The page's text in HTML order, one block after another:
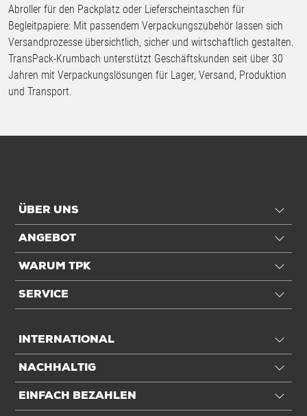
Abroller für den Packplatz oder Lieferscheintaschen für
Begleitpapiere: Mit passendem Verpackungszubehör lassen sich
Versandprozesse übersichtlich, sicher und wirtschaftlich gestalten.
TransPack-Krumbach unterstützt Geschäftskunden seit über 30
Jahren mit Verpackungslösungen für Lager, Versand, Produktion
und Transport.
ÜBER UNS
ANGEBOT
WARUM TPK
SERVICE
INTERNATIONAL
NACHHALTIG
EINFACH BEZAHLEN